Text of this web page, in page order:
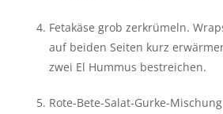
Fetakäse grob zerkrümeln.
auf beiden Seiten kurz
zwei El Hummus bestreichen.
Rote-Bete-Salat-Gurke-